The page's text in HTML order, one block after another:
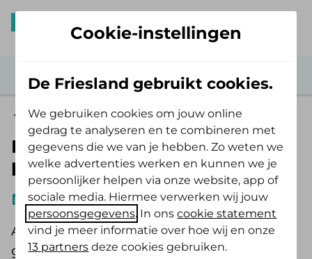
Artikelen
Een vitale organisatie begint
bij de leidinggevende
Artikel 01-12-2025 3 min Rutger Bennink
Als je je afvraagt welke persoon de
grootste invloed heeft op de mentale
Cookie-instellingen
De Friesland gebruikt cookies.
We gebruiken cookies om jouw online
gedrag te analyseren en te combineren met
gegevens die we van je hebben. Zo weten we
welke advertenties werken en kunnen we je
persoonlijker helpen via onze website, app of
sociale media. Hiermee verwerken wij jouw
persoonsgegevens. In onscookie statement
vind je meer informatie over hoe wij en onze
13 partners deze cookies gebruiken.